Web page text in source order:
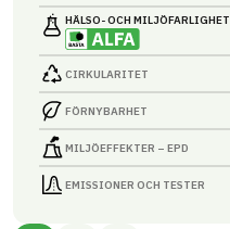
HÄLSO- OCH MILJÖ­FARLIGHET
CIRKULARITET
FÖRNYBARHET
MILJÖEFFEKTER – EPD
EMISSIONER OCH TESTER